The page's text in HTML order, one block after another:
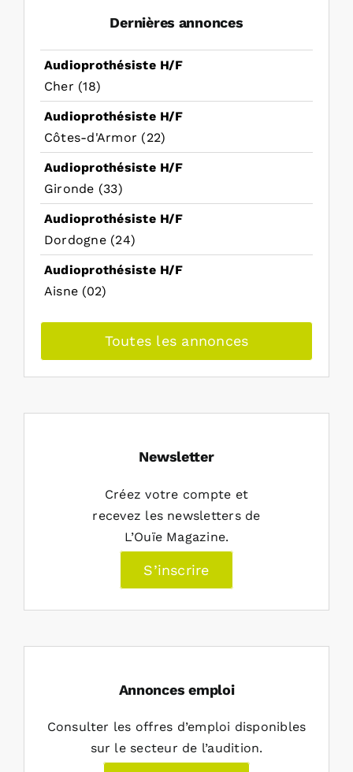
Dernières annonces
Audioprothésiste H/F
Cher (18)
Audioprothésiste H/F
Côtes-d'Armor (22)
Audioprothésiste H/F
Gironde (33)
Audioprothésiste H/F
Dordogne (24)
Audioprothésiste H/F
Aisne (02)
Toutes les annonces
Newsletter
Créez votre compte et
recevez les newsletters de
L’Ouïe Magazine.
S’inscrire
Annonces emploi
Consulter les offres d’emploi disponibles
sur le secteur de l’audition.